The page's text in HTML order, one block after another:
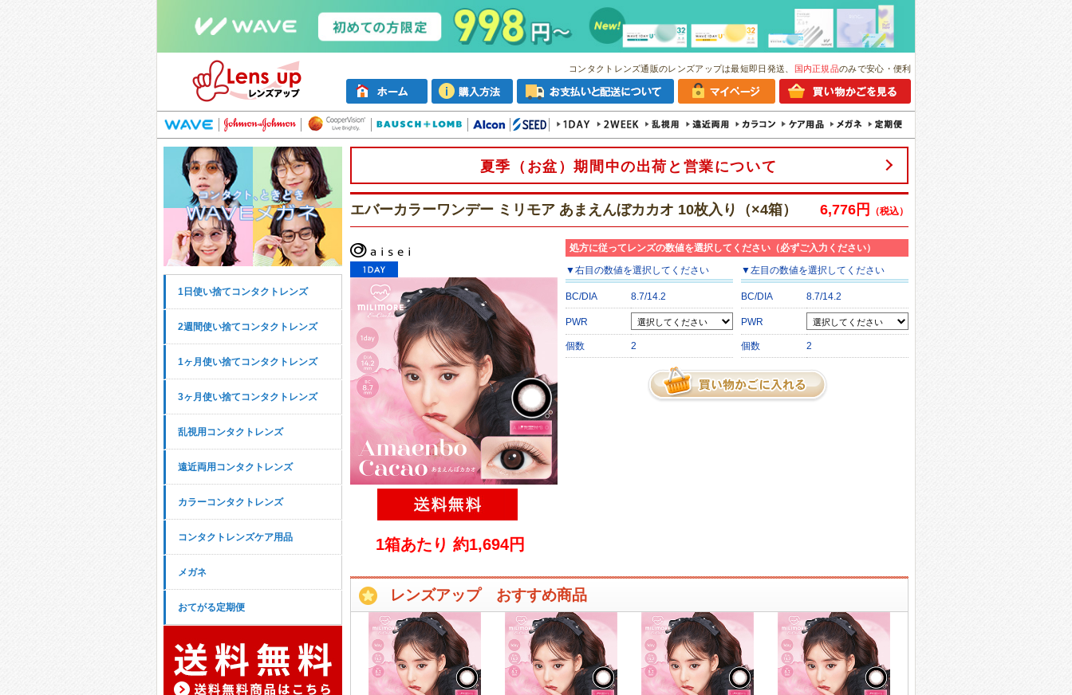
コンタクトレンズ通販のレンズアップは最短即日発送、 国内正規品のみで安心・便利
1日使い捨てコンタクトレンズ
2週間使い捨てコンタクトレンズ
1ヶ月使い捨てコンタクトレンズ
3ヶ月使い捨てコンタクトレンズ
乱視用コンタクトレンズ
遠近両用コンタクトレンズ
カラーコンタクトレンズ
コンタクトレンズケア用品
メガネ
おてがる定期便
夏季（お盆）期間中の出荷と営業について
エバーカラーワンデー ミリモア あまえんぼカカオ 10枚入り（×4箱） 6,776円 （税込）
1箱あたり 約1,694円
処方に従ってレンズの数値を選択してください（必ずご入力ください）
▼右目の数値を選択してください
BC/DIA 8.7/14.2
PWR
個数 2
▼左目の数値を選択してください
BC/DIA 8.7/14.2
PWR
個数 2
レンズアップ おすすめ商品